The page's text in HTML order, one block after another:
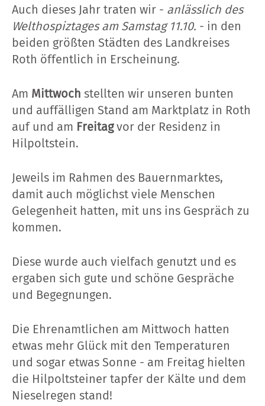
Auch dieses Jahr traten wir - anlässlich des
Welthospiztages am Samstag 11.10. - in den
beiden größten Städten des Landkreises
Roth öffentlich in Erscheinung.
Am Mittwochstellten wir unseren bunten
und auffälligen Stand am Marktplatz in Roth
auf und am Freitagvor der Residenz in
Hilpoltstein.
Jeweils im Rahmen des Bauernmarktes,
damit auch möglichst viele Menschen
Gelegenheit hatten, mit uns ins Gespräch zu
kommen.
Diese wurde auch vielfach genutzt und es
ergaben sich gute und schöne Gespräche
und Begegnungen.
Die Ehrenamtlichen am Mittwoch hatten
etwas mehr Glück mit den Temperaturen
und sogar etwas Sonne - am Freitag hielten
die Hilpoltsteiner tapfer der Kälte und dem
Nieselregen stand!